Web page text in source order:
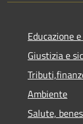
Educazione
Giustizia e
Ambiente
Salute,